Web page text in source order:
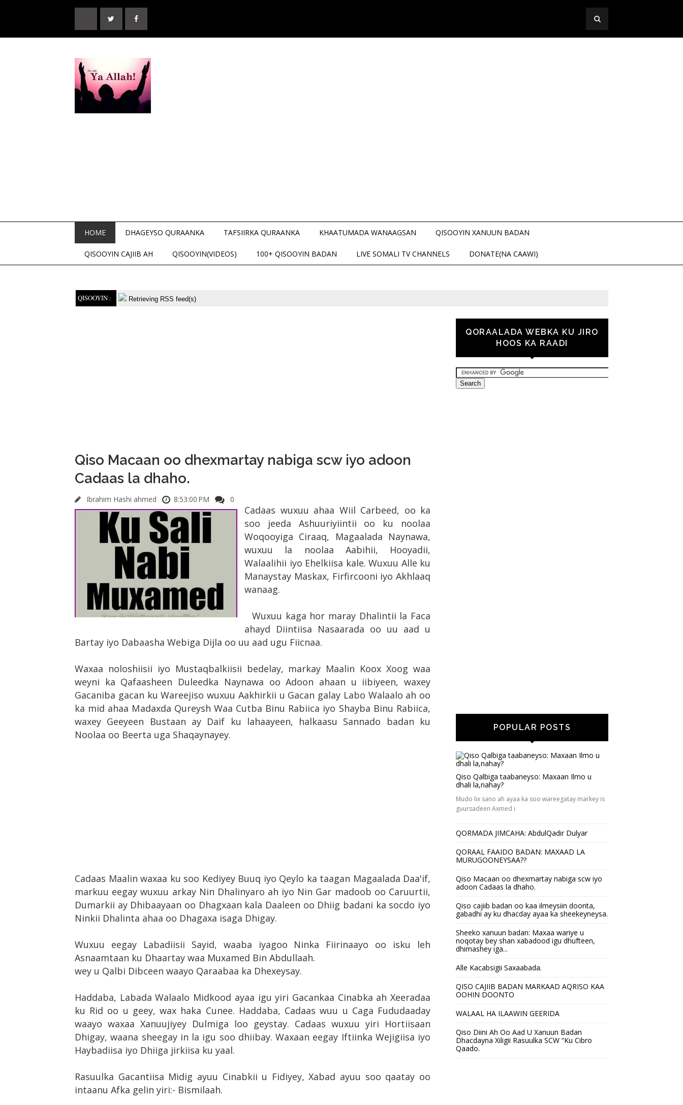
HOME DHAGEYSO QURAANKA TAFSIIRKA QURAANKA KHAATUMADA WANAAGSAN QISOOYIN XANUUN BADAN
QISOOYIN CAJIIB AH QISOOYIN(VIDEOS) 100+ QISOOYIN BADAN LIVE SOMALI TV CHANNELS DONATE(NA CAAWI)
QISOOYIN : Retrieving RSS feed(s)
Qiso Macaan oo dhexmartay nabiga scw iyo adoon
Cadaas la dhaho.
Ibrahim Hashi ahmed 8:53:00 PM 0
Cadaas wuxuu ahaa Wiil Carbeed, oo ka
soo jeeda Ashuuriyiintii oo ku noolaa
Woqooyiga Ciraaq, Magaalada Naynawa,
wuxuu la noolaa Aabihii, Hooyadii,
Walaalihii iyo Ehelkiisa kale. Wuxuu Alle ku
Manaystay Maskax, Firfircooni iyo Akhlaaq
wanaag.
Wuxuu kaga hor maray Dhalintii la Faca
ahayd Diintiisa Nasaarada oo uu aad u
Bartay iyo Dabaasha Webiga Dijla oo uu aad ugu Fiicnaa.
Waxaa noloshiisii iyo Mustaqbalkiisii bedelay, markay Maalin Koox Xoog waa
weyni ka Qafaasheen Duleedka Naynawa oo Adoon ahaan u iibiyeen, waxey
Gacaniba gacan ku Wareejiso wuxuu Aakhirkii u Gacan galay Labo Walaalo ah oo
ka mid ahaa Madaxda Qureysh Waa Cutba Binu Rabiica iyo Shayba Binu Rabiica,
waxey Geeyeen Bustaan ay Daif ku lahaayeen, halkaasu Sannado badan ku
Noolaa oo Beerta uga Shaqaynayey.
Cadaas Maalin waxaa ku soo Kediyey Buuq iyo Qeylo ka taagan Magaalada Daa'if,
markuu eegay wuxuu arkay Nin Dhalinyaro ah iyo Nin Gar madoob oo Caruurtii,
Dumarkii ay Dhibaayaan oo Dhagxaan kala Daaleen oo Dhiig badani ka socdo iyo
Ninkii Dhalinta ahaa oo Dhagaxa isaga Dhigay.
Wuxuu eegay Labadiisii Sayid, waaba iyagoo Ninka Fiirinaayo oo isku leh
Asnaamtaan ku Dhaartay waa Muxamed Bin Abdullaah.
wey u Qalbi Dibceen waayo Qaraabaa ka Dhexeysay.
Haddaba, Labada Walaalo Midkood ayaa igu yiri Gacankaa Cinabka ah Xeeradaa
ku Rid oo u geey, wax haka Cunee. Haddaba, Cadaas wuu u Caga Fududaaday
waayo waxaa Xanuujiyey Dulmiga loo geystay. Cadaas wuxuu yiri Hortiisaan
Dhigay, waana sheegay in la igu soo dhiibay. Waxaan eegay Iftiinka Wejigiisa iyo
Haybadiisa iyo Dhiiga jirkiisa ku yaal.
Rasuulka Gacantiisa Midig ayuu Cinabkii u Fidiyey, Xabad ayuu soo qaatay oo
intaanu Afka gelin yiri:- Bismilaah.
QORAALADA WEBKA KU JIRO
HOOS KA RAADI
POPULAR POSTS
Qiso Qalbiga taabaneyso: Maxaan Ilmo u
dhali la,nahay?
Mudo lix sano ah ayaa ka soo wareegatay markey is
guursadeen Axmed i
QORMADA JIMCAHA: AbdulQadir Dulyar
QORAAL FAAIDO BADAN: MAXAAD LA
MURUGOONEYSAA??
Qiso Macaan oo dhexmartay nabiga scw iyo
adoon Cadaas la dhaho.
Qiso cajiib badan oo kaa ilmeysiin doonta,
gabadhi ay ku dhacday ayaa ka sheekeyneysa.
Sheeko xanuun badan: Maxaa wariye u
noqotay bey shan xabadood igu dhufteen,
dhimashey iga...
Alle Kacabsigii Saxaabada.
QISO CAJIIB BADAN MARKAAD AQRISO KAA
OOHIN DOONTO
WALAAL HA ILAAWIN GEERIDA
Qiso Diini Ah Oo Aad U Xanuun Badan
Dhacdayna Xiligii Rasuulka SCW “Ku Cibro
Qaado.